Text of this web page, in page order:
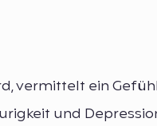
vermittelt ein
und